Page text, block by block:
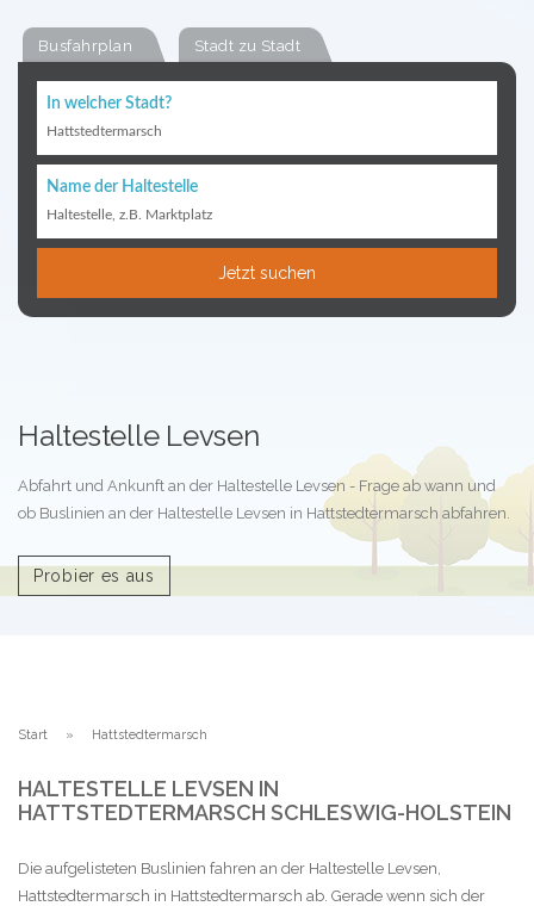
Busfahrplan Stadt zu Stadt
In welcher Stadt?
Hattstedtermarsch
Name der Haltestelle
Haltestelle, z.B. Marktplatz
Jetzt suchen
Haltestelle Levsen
Abfahrt und Ankunft an der Haltestelle Levsen - Frage ab wann und
ob Buslinien an der Haltestelle Levsen in Hattstedtermarsch abfahren.
Probier es aus
Start Hattstedtermarsch
HALTESTELLE LEVSEN IN
HATTSTEDTERMARSCH SCHLESWIG-HOLSTEIN
Die aufgelisteten Buslinien fahren an der Haltestelle Levsen,
Hattstedtermarsch in Hattstedtermarsch ab. Gerade wenn sich der